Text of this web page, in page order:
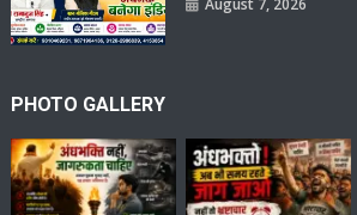
August 7, 2026
PHOTO GALLERY